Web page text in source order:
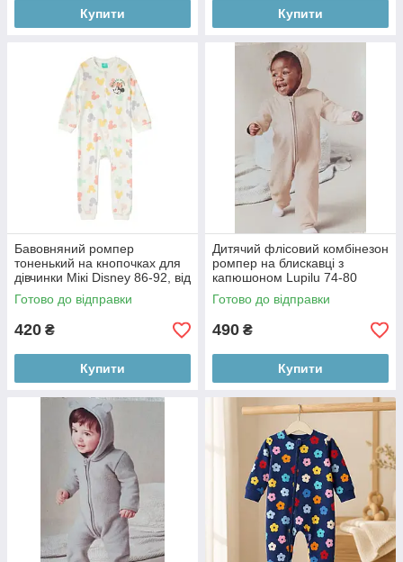
Купити Купити
Бавовняний ромпер
тоненький на кнопочках для
дівчинки Мікі Disney 86-92, від
18 місяців
Готово до відправки
420 ₴
Купити
Дитячий флісовий комбінезон
ромпер на блискавці з
капюшоном Lupilu 74-80
Готово до відправки
490 ₴
Купити